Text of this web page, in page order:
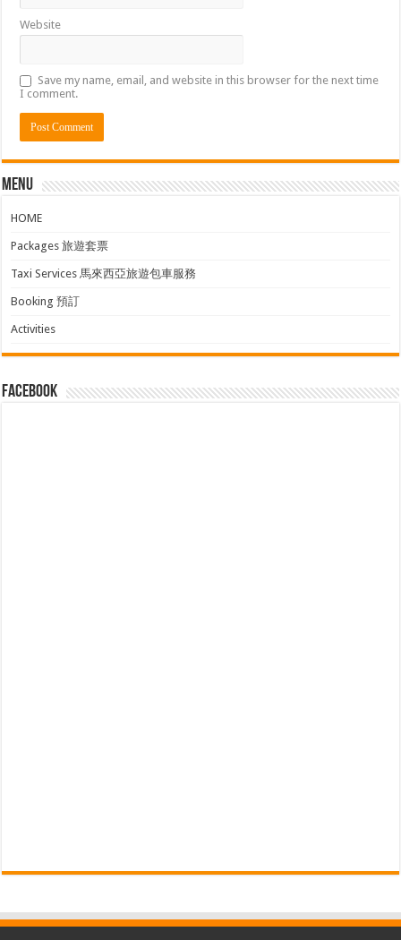
Website
Save my name, email, and website in this browser for the next time
I comment.
Menu
HOME
Packages 旅遊套票
Taxi Services 馬來西亞旅遊包車服務
Booking 預訂
Activities
facebook